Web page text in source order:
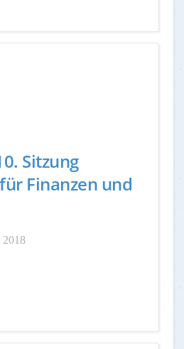
Sitzung
Finanzen und
2018